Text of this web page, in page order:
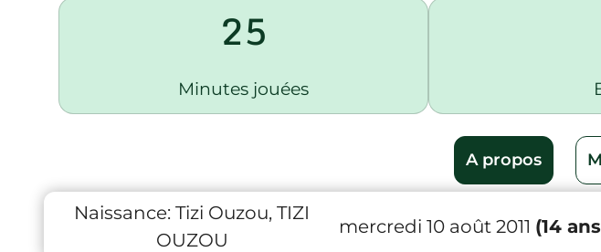
25
Minutes jouées
A propos
Naissance: Tizi Ouzou, TIZI
OUZOU
mercredi 10 août 2011 (14